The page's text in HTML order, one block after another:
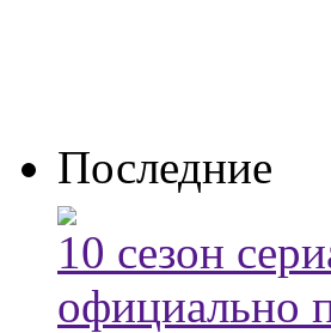
Последние
10 сезон
официально